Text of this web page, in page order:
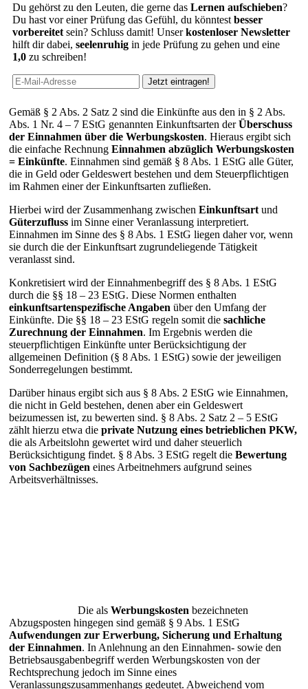
Du gehörst zu den Leuten, die gerne das Lernen aufschieben?
Du hast vor einer Prüfung das Gefühl, du könntest besser
vorbereitet sein? Schluss damit! Unserkostenloser Newsletter
hilft dir dabei, seelenruhig in jede Prüfung zu gehen und eine
1,0 zu schreiben!
Gemäß § 2 Abs. 2 Satz 2 sind die Einkünfte aus den in § 2 Abs.
Abs. 1 Nr. 4 – 7 EStG genannten Einkunftsarten derÜberschuss
der Einnahmen über die Werbungskosten. Hieraus ergibt sich
die einfache Rechnung Einnahmen abzüglich Werbungskosten
= Einkünfte. Einnahmen sind gemäß § 8 Abs. 1 EStG alle Güter,
die in Geld oder Geldeswert bestehen und dem Steuerpflichtigen
im Rahmen einer der Einkunftsarten zufließen.
Hierbei wird der Zusammenhang zwischen Einkunftsart und
Güterzufluss im Sinne einer Veranlassung interpretiert.
Einnahmen im Sinne des § 8 Abs. 1 EStG liegen daher vor, wenn
sie durch die der Einkunftsart zugrundeliegende Tätigkeit
veranlasst sind.
Konkretisiert wird der Einnahmenbegriff des § 8 Abs. 1 EStG
durch die §§ 18 – 23 EStG. Diese Normen enthalten
einkunftsartenspezifische Angaben über den Umfang der
Einkünfte. Die §§ 18 – 23 EStG regeln somit die sachliche
Zurechnung der Einnahmen. Im Ergebnis werden die
steuerpflichtigen Einkünfte unter Berücksichtigung der
allgemeinen Definition (§ 8 Abs. 1 EStG) sowie der jeweiligen
Sonderregelungen bestimmt.
Darüber hinaus ergibt sich aus § 8 Abs. 2 EStG wie Einnahmen,
die nicht in Geld bestehen, denen aber ein Geldeswert
beizumessen ist, zu bewerten sind. § 8 Abs. 2 Satz 2 – 5 EStG
zählt hierzu etwa die private Nutzung eines betrieblichen PKW,
die als Arbeitslohn gewertet wird und daher steuerlich
Berücksichtigung findet. § 8 Abs. 3 EStG regelt die Bewertung
von Sachbezügen eines Arbeitnehmers aufgrund seines
Arbeitsverhältnisses.
Die als Werbungskosten bezeichneten
Abzugsposten hingegen sind gemäß § 9 Abs. 1 EStG
Aufwendungen zur Erwerbung, Sicherung und Erhaltung
der Einnahmen. In Anlehnung an den Einnahmen- sowie den
Betriebsausgabenbegriff werden Werbungskosten von der
Rechtsprechung jedoch im Sinne eines
Veranlassungszusammenhangs gedeutet. Abweichend vom